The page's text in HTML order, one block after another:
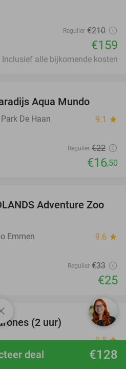
€128
deal
Regulier €210
€159
Inclusief alle bijkomende kosten
Aqua Mundo
De Haan 9.1 star
Regulier €22
€16,50
24%
Adventure Zoo
Emmen 9.6 star
Regulier €33
€25
25%
favorite_border
(2 uur)
9.8star